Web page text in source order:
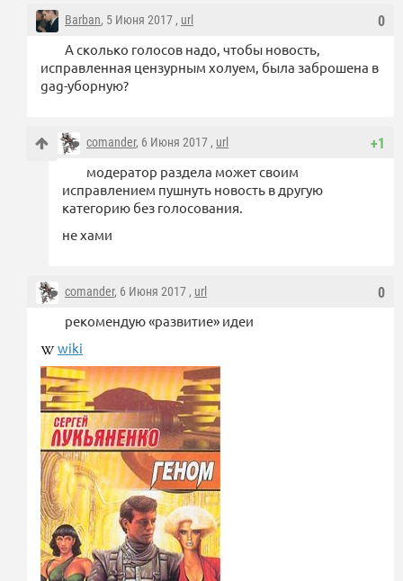
0
Barban, 5 Июня 2017 , url
А сколько голосов надо, чтобы новость,
исправленная цензурным холуем, была заброшена в
gag-уборную?
+1
comander, 6 Июня 2017 , url
модератор раздела может своим
исправлением пушнуть новость в другую
категорию без голосования.
не хами
0
comander, 6 Июня 2017 , url
рекомендую «развитие» идеи
wiki